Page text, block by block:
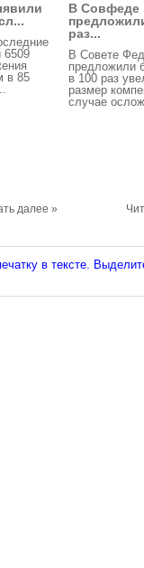
6509
в 85
далее »
В Совфеде
раз...
В Совете
предложили
в 100 раз
размер
случае
в тексте.